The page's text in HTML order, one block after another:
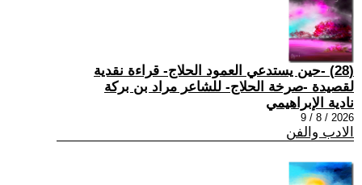
(28) -حين يستدعي العمود الحلاج- قراءة نقدية
لقصيدة -صرخة الحلاج- للشاعر مراد بن بركة
نادية الإبراهيمي
2026 / 8 / 9
الادب والفن